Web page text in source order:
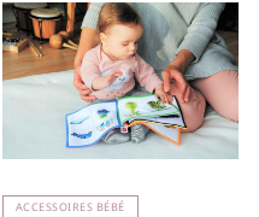
ACCESSOIRES BÉBÉ